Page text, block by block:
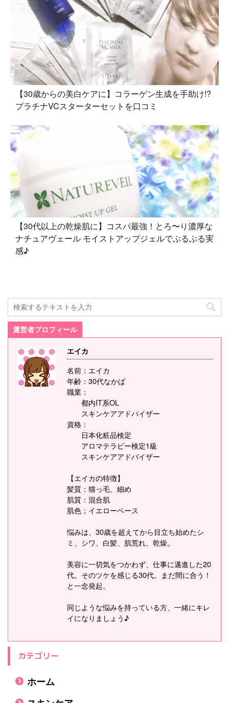
【30歳からの美白ケアに】コラーゲン生成を手助け!?
プラチナVCスターターセットを口コミ
【30代以上の乾燥肌に】コスパ最強！とろ〜り濃厚な
ナチュアヴェール モイストアップジェルでぷるぷる実
感♪
運営者プロフィール
エイカ
名前：エイカ
年齢：30代なかば
職業：
都内IT系OL
スキンケアアドバイザー
資格：
日本化粧品検定
アロマテラピー検定1級
スキンケアアドバイザー
【エイカの特徴】
髪質：猫っ毛、細め
肌質：混合肌
肌色；イエローベース
悩みは、30歳を超えてから目立ち始めたシ
ミ、シワ、白髪、肌荒れ、乾燥。
美容に一切気をつかわず、仕事に邁進した20
代。そのツケを感じる30代。まだ間に合う！
と一念発起。
同じような悩みを持っている方、一緒にキレ
イになりましょう♪
カテゴリー
ホーム